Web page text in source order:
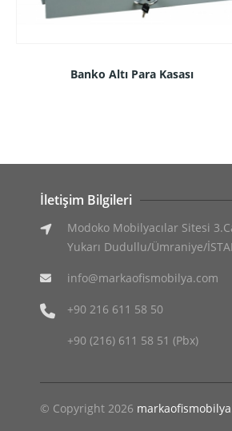
Banko Altı Para Kasası
İletişim Bilgileri
Modoko Mobilyacılar Sitesi
Yukarı Dudullu/Ümraniye/
info@markaofismobilya.com
+90 216 611 58 50
+90 (216) 611 58 51 (Pbx)
© Copyright 2026